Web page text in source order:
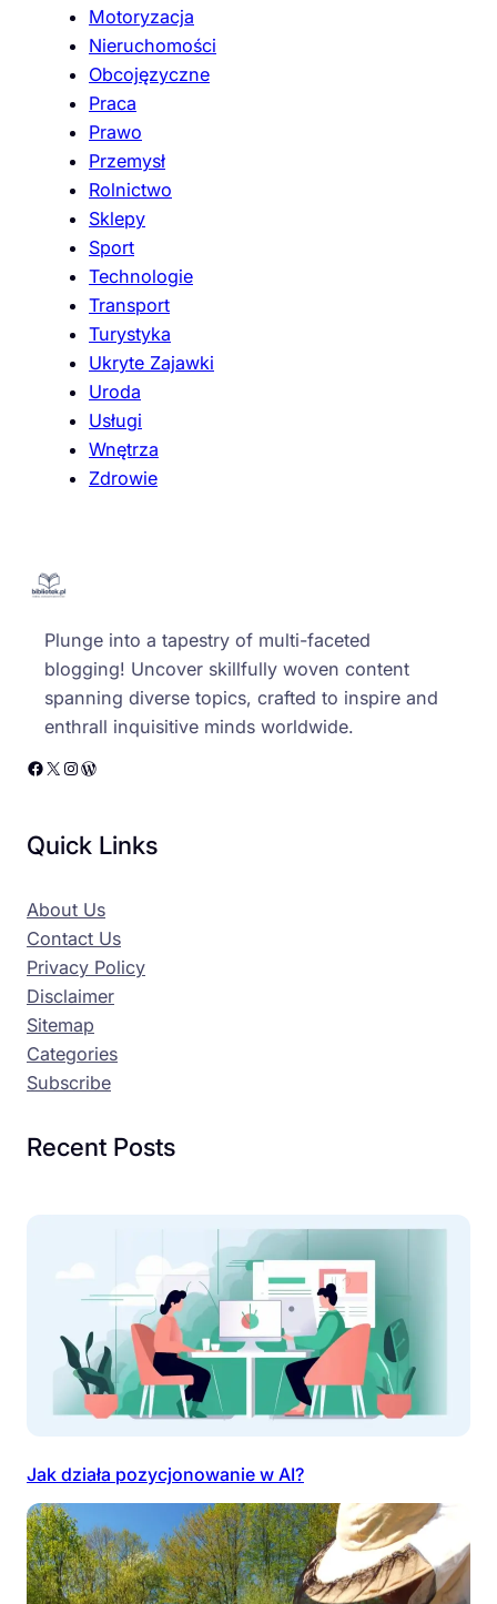
Motoryzacja
Nieruchomości
Obcojęzyczne
Praca
Prawo
Przemysł
Rolnictwo
Sklepy
Sport
Technologie
Transport
Turystyka
Ukryte Zajawki
Uroda
Usługi
Wnętrza
Zdrowie
Plunge into a tapestry of multi-faceted
blogging! Uncover skillfully woven content
spanning diverse topics, crafted to inspire and
enthrall inquisitive minds worldwide.
Facebook X Instagram WordPress
Quick Links
About Us
Contact Us
Privacy Policy
Disclaimer
Sitemap
Categories
Subscribe
Recent Posts
Jak działa pozycjonowanie w AI?